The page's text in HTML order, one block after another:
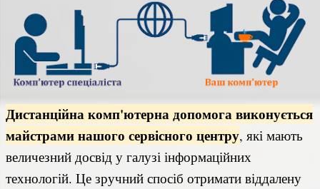
Дистанційна комп'ютерна допомога виконується
майстрами нашого сервісного центру, які мають
величезний досвід у галузі інформаційних
технологій. Це зручний спосіб отримати віддалену